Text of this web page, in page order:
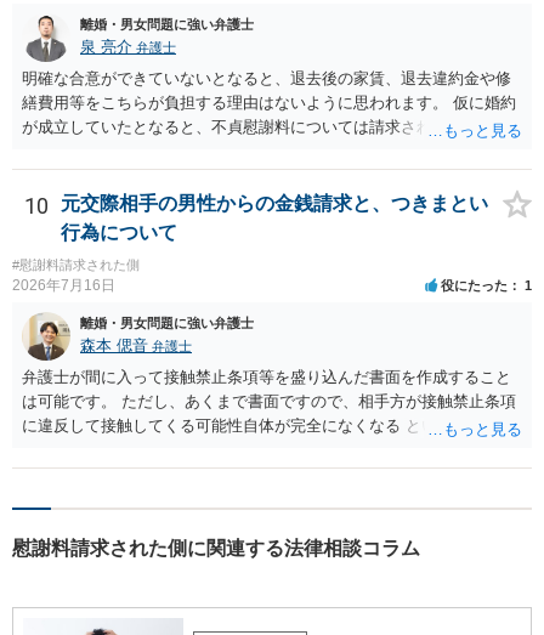
離婚・男女問題に強い弁護士
泉 亮介 弁護士
明確な合意ができていないとなると、退去後の家賃、退去違約金や修
繕費用等をこちらが負担する理由はないように思われます。 仮に婚約
が成立していたとなると、不貞慰謝料については請求される可能性が
れば早めに弁護士に相談し、弁護士から回答をさせると良いでしょ
う。
10
元交際相手の男性からの金銭請求と、つきまとい
行為について
#慰謝料請求された側
2026年7月16日 役にたった 1
離婚・男女問題に強い弁護士
森本 偲音 弁護士
弁護士が間に入って接触禁止条項等を盛り込んだ書面を作成すること
は可能です。 ただし、あくまで書面ですので、相手方が接触禁止条項
に違反して接触してくる可能性自体が完全になくなる という訳ではあ
らせ行為がエスカレートする前に、一度警察に相談した方がよいかと
慰謝料請求された側に関連する法律相談コラム